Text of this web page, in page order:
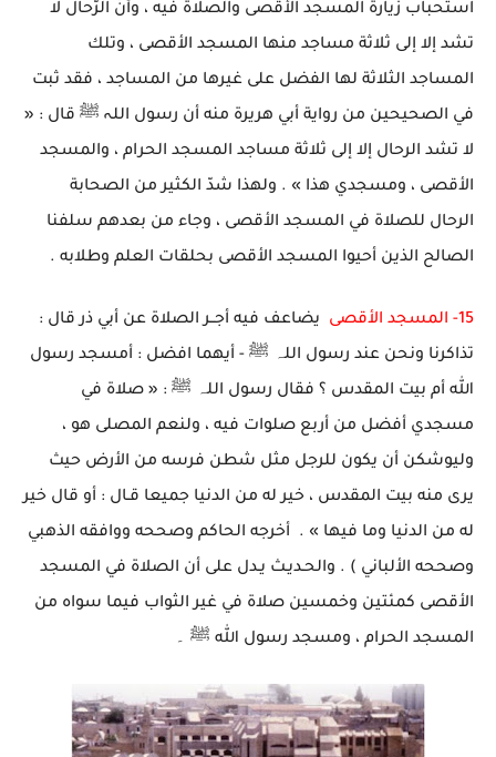
استحباب زيارة المسجد الأقصى والصلاة فيه ، وأنّ الرّحال لا
تشد إلا إلى ثلاثة مساجد منها المسجد الأقصى ، وتلك
المساجد الثلاثة لها الفضل على غيرها من المساجد ، فقد ثبت
في الصحيحين من رواية أبي هريرة منه أن رسول اللہ ﷺ قال : «
لا تشد الرحال إلا إلى ثلاثة مساجد المسجد الحرام ، والمسجد
الأقصى ، ومسجدي هذا » . ولهذا شدّ الكثير من الصحابة
الرحال للصلاة في المسجد الأقصى ، وجاء من بعدهم سلفنا
الصالح الذين أحيوا المسجد الأقصى بحلقات العلم وطلابه .
15- المسجد الأقصى
يضاعف فيه أجــر الصلاة عن أبي ذر قال :
تذاكرنا ونحن عند رسول اللہ ﷺ - أيهما افضل : أمسجد رسول
الله أم بيت المقدس ؟ فقال رسول اللہ ﷺ : « صلاة في
مسجدي أفضل من أربع صلوات فيه ، ولنعم المصلى هو ،
وليوشكن أن يكون للرجل مثل شطن فرسه من الأرض حيث
يرى منه بيت المقدس ، خير له من الدنيا جميعا قـال : أو قال خير
له من الدنيا وما فيها » . أخرجه الحاكم وصححه ووافقه الذهبي
وصححه الألباني ) . والحـديـث يـدل على أن الصلاة في المسجد
الأقصى كمئتين وخمسين صلاة في غير الثواب فيما سواه من
المسجد الحرام ، ومسجد رسول الله ﷺ ۔